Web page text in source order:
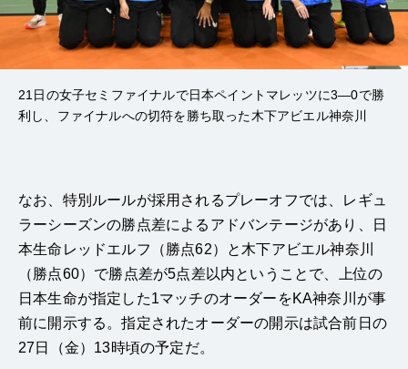
21日の女子セミファイナルで日本ペイントマレッツに3―0で勝
利し、ファイナルへの切符を勝ち取った木下アビエル神奈川
なお、特別ルールが採用されるプレーオフでは、レギュ
ラーシーズンの勝点差によるアドバンテージがあり、日
本生命レッドエルフ（勝点62）と木下アビエル神奈川
（勝点60）で勝点差が5点差以内ということで、上位の
日本生命が指定した1マッチのオーダーをKA神奈川が事
前に開示する。指定されたオーダーの開示は試合前日の
27日（金）13時頃の予定だ。